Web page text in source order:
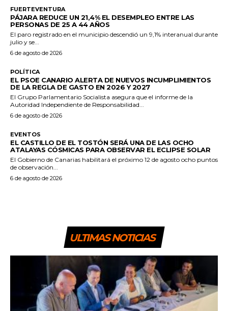
FUERTEVENTURA
PÁJARA REDUCE UN 21,4% EL DESEMPLEO ENTRE LAS
PERSONAS DE 25 A 44 AÑOS
El paro registrado en el municipio descendió un 9,1% interanual durante
julio y se...
6 de agosto de 2026
POLÍTICA
EL PSOE CANARIO ALERTA DE NUEVOS INCUMPLIMIENTOS
DE LA REGLA DE GASTO EN 2026 Y 2027
El Grupo Parlamentario Socialista asegura que el informe de la
Autoridad Independiente de Responsabilidad...
6 de agosto de 2026
EVENTOS
EL CASTILLO DE EL TOSTÓN SERÁ UNA DE LAS OCHO
ATALAYAS CÓSMICAS PARA OBSERVAR EL ECLIPSE SOLAR
El Gobierno de Canarias habilitará el próximo 12 de agosto ocho puntos
de observación...
6 de agosto de 2026
ULTIMAS NOTICIAS